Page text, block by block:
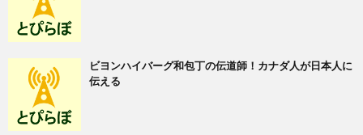
ビヨンハイバーグ和包丁の伝道師！カナダ人が日本人に
伝える